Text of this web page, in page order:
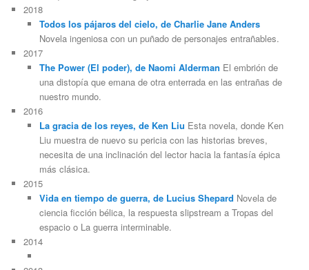
2018
Todos los pájaros del cielo, de Charlie Jane Anders
Novela ingeniosa con un puñado de personajes entrañables.
2017
The Power (El poder), de Naomi Alderman El embrión de
una distopía que emana de otra enterrada en las entrañas de
nuestro mundo.
2016
La gracia de los reyes, de Ken Liu Esta novela, donde Ken
Liu muestra de nuevo su pericia con las historias breves,
necesita de una inclinación del lector hacia la fantasía épica
más clásica.
2015
Vida en tiempo de guerra, de Lucius Shepard Novela de
ciencia ficción bélica, la respuesta slipstream a Tropas del
espacio o La guerra interminable.
2014